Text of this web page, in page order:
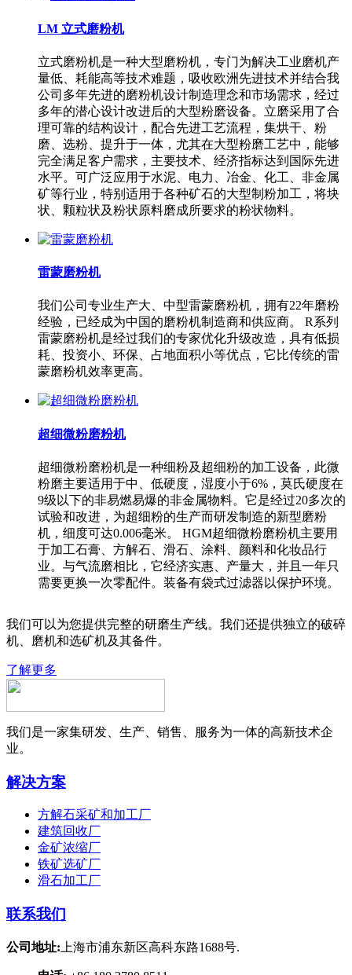
LM 立式磨粉机
立式磨粉机是一种大型磨粉机，专门为解决工业磨机产
量低、耗能高等技术难题，吸收欧洲先进技术并结合我
公司多年先进的磨粉机设计制造理念和市场需求，经过
多年的潜心设计改进后的大型粉磨设备。立磨采用了合
理可靠的结构设计，配合先进工艺流程，集烘干、粉
磨、选粉、提升于一体，尤其在大型粉磨工艺中，能够
完全满足客户需求，主要技术、经济指标达到国际先进
水平。可广泛应用于水泥、电力、冶金、化工、非金属
矿等行业，特别适用于各种矿石的大型制粉加工，将块
状、颗粒状及粉状原料磨成所要求的粉状物料。
雷蒙磨粉机
我们公司专业生产大、中型雷蒙磨粉机，拥有22年磨粉
经验，已经成为中国的磨粉机制造商和供应商。 R系列
雷蒙磨粉机是经过我们的专家优化升级改造，具有低损
耗、投资小、环保、占地面积小等优点，它比传统的雷
蒙磨粉机效率更高。
超细微粉磨粉机
超细微粉磨粉机是一种细粉及超细粉的加工设备，此微
粉磨主要适用于中、低硬度，湿度小于6%，莫氏硬度在
9级以下的非易燃易爆的非金属物料。它是经过20多次的
试验和改进，为超细粉的生产而研发制造的新型磨粉
机，细度可达0.006毫米。 HGM超细微粉磨粉机主要用
于加工石膏、方解石、滑石、涂料、颜料和化妆品行
业。与气流磨相比，它经济实惠、产量大，并且一年只
需要更换一次零配件。装备有袋式过滤器以保护环境。
我们可以为您提供完整的研磨生产线。我们还提供独立的破碎
机、磨机和选矿机及其备件。
了解更多
我们是一家集研发、生产、销售、服务为一体的高新技术企
业。
解决方案
方解石采矿和加工厂
建筑回收厂
金矿浓缩厂
铁矿选矿厂
滑石加工厂
联系我们
公司地址: 上海市浦东新区高科东路1688号.